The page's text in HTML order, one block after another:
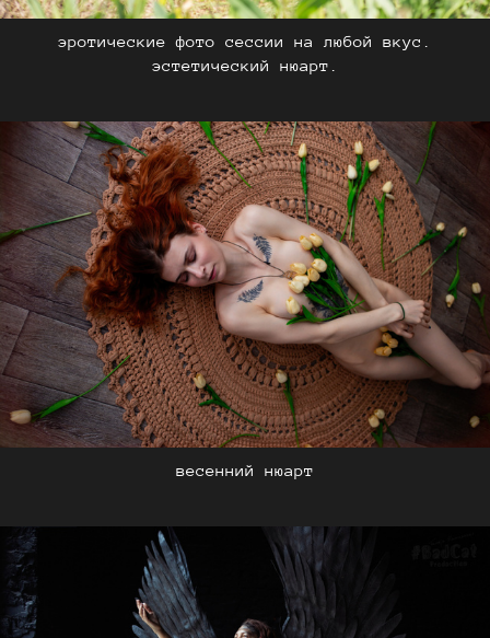
эротические фото сессии на любой вкус.
эстетический нюарт.
весенний нюарт